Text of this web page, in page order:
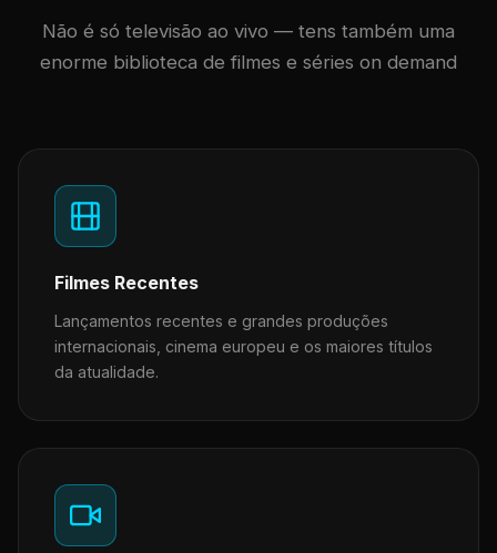
Não é só televisão ao vivo — tens também uma
enorme biblioteca de filmes e séries on demand
Filmes Recentes
Lançamentos recentes e grandes produções
internacionais, cinema europeu e os maiores títulos
da atualidade.